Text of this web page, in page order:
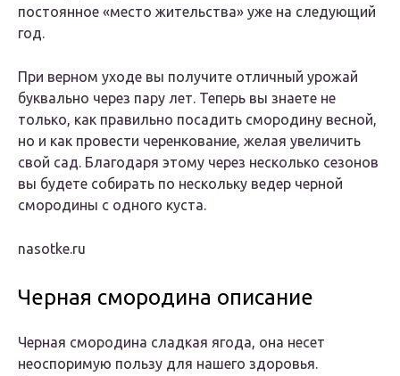
постоянное «место жительства» уже на следующий
год.
При верном уходе вы получите отличный урожай
буквально через пару лет. Теперь вы знаете не
только, как правильно посадить смородину весной,
но и как провести черенкование, желая увеличить
свой сад. Благодаря этому через несколько сезонов
вы будете собирать по нескольку ведер черной
смородины с одного куста.
nasotke.ru
Черная смородина описание
Черная смородина сладкая ягода, она несет
неоспоримую пользу для нашего здоровья.